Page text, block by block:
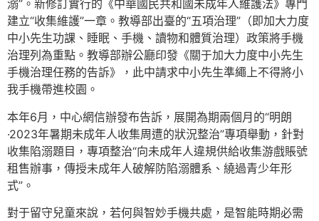
溺”。新修訂實行的《中華國民共和國未成年人維護法》專門
建立“收集維護”一章。教導部出臺的“五項治理”（即加大力度
中小先生功課、睡眠、手機、讀物和體質治理）政策將手機
治理列為重點。教導部辦公廳印發《關于加大力度中小先生
手機治理任務的告訴》，此中請求中小先生準繩上不得將小
我手機帶進校園。
本年6月，中心網信辦發布告訴，展開為期兩個月的“明朗
·2023年暑期未成年人收集周遭的狀況整治”專項舉動，針對
收集陷溺題目，專項整治“向未成年人違規供給收集游戲賬號
租售辦事，傳授未成年人破解防陷溺體系、繞過青少年形
式”。
對于留守兒童來說，若何與智妙手機共處，是智能時期必需